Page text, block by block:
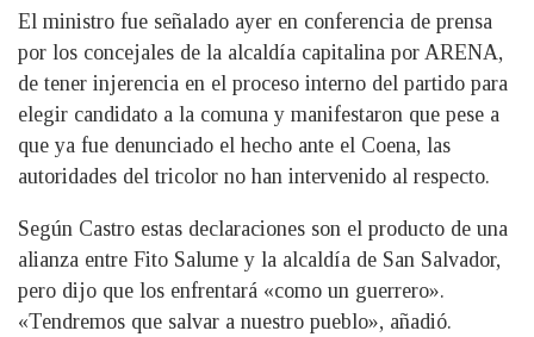
El ministro fue señalado ayer en conferencia de prensa
por los concejales de la alcaldía capitalina por ARENA,
de tener injerencia en el proceso interno del partido para
elegir candidato a la comuna y manifestaron que pese a
que ya fue denunciado el hecho ante el Coena, las
autoridades del tricolor no han intervenido al respecto.
Según Castro estas declaraciones son el producto de una
alianza entre Fito Salume y la alcaldía de San Salvador,
pero dijo que los enfrentará «como un guerrero».
«Tendremos que salvar a nuestro pueblo», añadió.